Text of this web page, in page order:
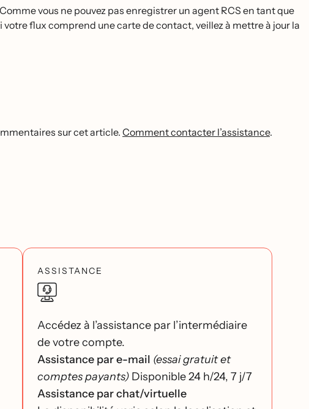
Comme vous ne pouvez pas enregistrer un agent RCS en tant que
flux comprend une carte de contact, veillez à mettre à jour la
sur cet article. Comment contacter l’assistance.
ASSISTANCE
Accédez à l’assistance par l’intermédiaire
de votre compte.
Assistance par e-mail (essai gratuit et
comptes payants) Disponible 24 h/24, 7 j/7
Assistance par chat/virtuelle